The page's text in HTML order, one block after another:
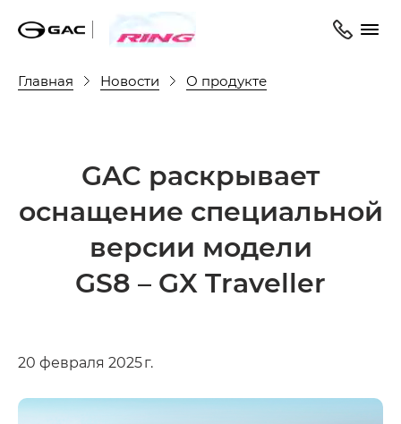
Главная Новости О продукте
GAC раскрывает
оснащение специальной
версии модели
GS8 – GX Traveller
20 февраля 2025 г.